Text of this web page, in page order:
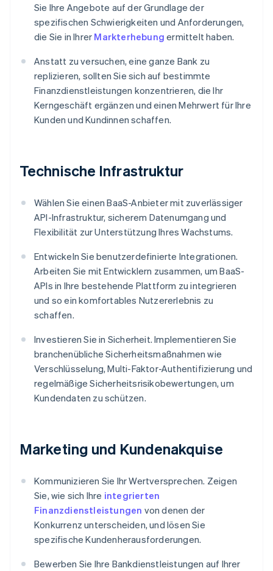
Sie Ihre Angebote auf der Grundlage der
spezifischen Schwierigkeiten und Anforderungen,
die Sie in Ihrer Markterhebung ermittelt haben.
Anstatt zu versuchen, eine ganze Bank zu
replizieren, sollten Sie sich auf bestimmte
Finanzdienstleistungen konzentrieren, die Ihr
Kerngeschäft ergänzen und einen Mehrwert für Ihre
Kunden und Kundinnen schaffen.
Technische Infrastruktur
Wählen Sie einen BaaS-Anbieter mit zuverlässiger
API-Infrastruktur, sicherem Datenumgang und
Flexibilität zur Unterstützung Ihres Wachstums.
Entwickeln Sie benutzerdefinierte Integrationen.
Arbeiten Sie mit Entwicklern zusammen, um BaaS-
APIs in Ihre bestehende Plattform zu integrieren
und so ein komfortables Nutzererlebnis zu
schaffen.
Investieren Sie in Sicherheit. Implementieren Sie
branchenübliche Sicherheitsmaßnahmen wie
Verschlüsselung, Multi-Faktor-Authentifizierung und
regelmäßige Sicherheitsrisikobewertungen, um
Kundendaten zu schützen.
Marketing und Kundenakquise
Kommunizieren Sie Ihr Wertversprechen. Zeigen
Sie, wie sich Ihre integrierten
Finanzdienstleistungen von denen der
Konkurrenz unterscheiden, und lösen Sie
spezifische Kundenherausforderungen.
Bewerben Sie Ihre Bankdienstleistungen auf Ihrer